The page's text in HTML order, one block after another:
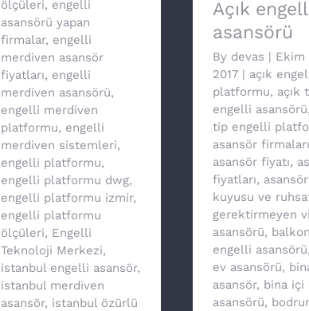
ölçüleri, engelli
asansörü yapan
firmalar, engelli
merdiven asansör
fiyatları, engelli
merdiven asansörü,
engelli merdiven
platformu, engelli
merdiven sistemleri,
engelli platformu,
engelli platformu dwg,
engelli platformu izmir,
engelli platformu
ölçüleri, Engelli
Teknoloji Merkezi,
istanbul engelli asansör,
istanbul merdiven
asansör, istanbul özürlü
Açık
asansörü
By devas | Ekim
2017 | açık
platformu, açık
engelli asansörü,
tip engelli
asansör firmaları
asansör fiyatı,
fiyatları, asansör
kuyusu ve
gerektirmeyen
asansörü,
engelli asansörü,
ev asansörü,
asansör, bina içi
asansörü,